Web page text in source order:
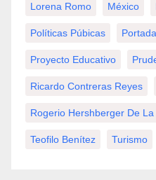
Lorena Romo México
Políticas Púbicas Portada
Proyecto Educativo
Ricardo Contreras Reyes
Rogerio Hershberger De
Teofilo Benítez Turismo